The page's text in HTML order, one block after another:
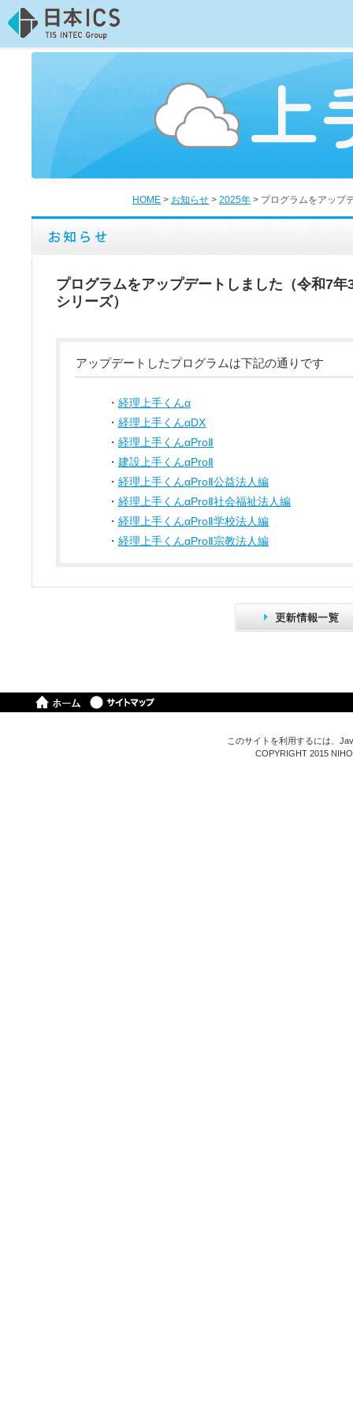
HOME > お知らせ > 2025年 > プログラムをアップ
プログラムをアップデートしました（令和7
シリーズ）
アップデートしたプログラムは下記の通りです
・ 経理上手くんα
・ 経理上手くんαDX
・ 経理上手くんαProⅡ
・ 建設上手くんαProⅡ
・ 経理上手くんαProⅡ公益法人編
・ 経理上手くんαProⅡ社会福祉法人編
・ 経理上手くんαProⅡ学校法人編
・ 経理上手くんαProⅡ宗教法人編
このサイトを利用するには、
COPYRIGHT 2015